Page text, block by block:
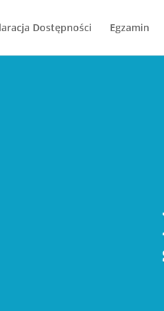
Dostępności Egzamin